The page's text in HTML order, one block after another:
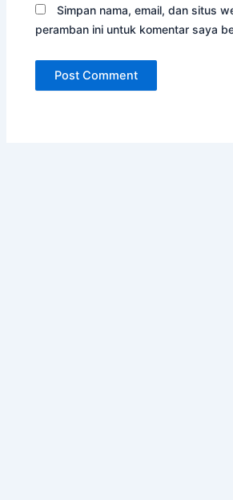
Simpan nama, email, dan situs
peramban ini untuk komentar saya